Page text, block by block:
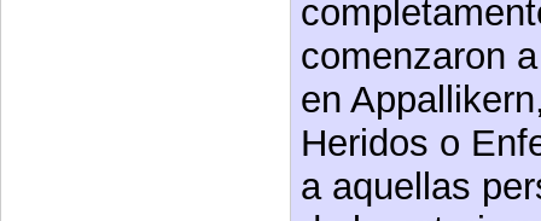
comenzaron
en
Heridos o
a aquellas